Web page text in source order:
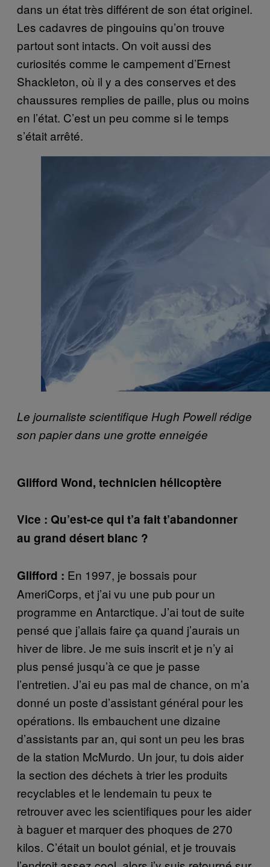
dans un état très différent de son état originel.
Les cadavres de pingouins qu’on trouve
partout sont intacts. On voit aussi des
curiosités comme le campement d’Ernest
Shackleton, où il y a des conserves et des
chaussures remplies de paille, plus ou moins
en l’état. C’est un peu comme si le temps
s’était arrêté.
Le journaliste scientifique Hugh Powell rédige
son papier dans une grotte enneigée
Glifford Wond, technicien hélicoptère
Vice : Qu’est-ce qui t’a fait t’abandonner
au grand désert blanc ?
Glifford : En 1997, je bossais pour
AmeriCorps, et j’ai vu une pub pour un
programme en Antarctique. J’ai tout de suite
pensé que j’allais faire ça quand j’aurais un
hiver de libre. Je me suis inscrit et je n’y ai
plus pensé jusqu’à ce que je passe
l’entretien. J’ai eu pas mal de chance, on m’a
donné un poste d’assistant général pour les
opérations. Ils embauchent une dizaine
d’assistants par an, qui sont un peu les bras
de la station McMurdo. Un jour, tu dois aider
la section des déchets à trier les produits
recyclables et le lendemain tu peux te
retrouver avec les scientifiques pour les aider
à baguer et marquer des phoques de 270
kilos. C’était un boulot génial, et je trouvais